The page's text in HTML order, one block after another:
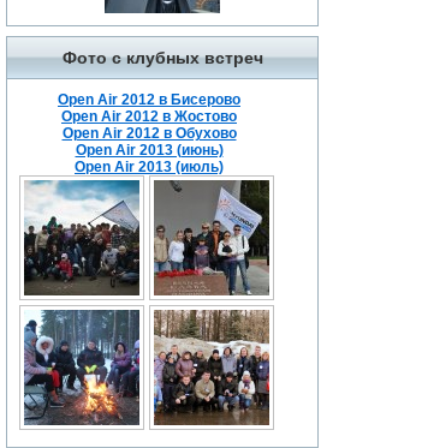
Фото с клубных встреч
Open Air 2012 в Бисерово
Open Air 2012 в Жостово
Open Air 2012 в Обухово
Open Air 2013 (июнь)
Open Air 2013 (июль)